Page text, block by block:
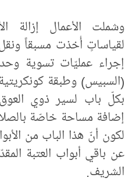
وشملت الأعمال إزالة
لقياساتٍ أُخذت مسبقاً
إجراء عمليّات تسوية
(السبيس) وطبقة
بكلّ باب لسير ذوي
إضافة مساحة خاصّة
لكون أنّ هذا الباب من
عن باقي أبواب العتبة
الشريف.